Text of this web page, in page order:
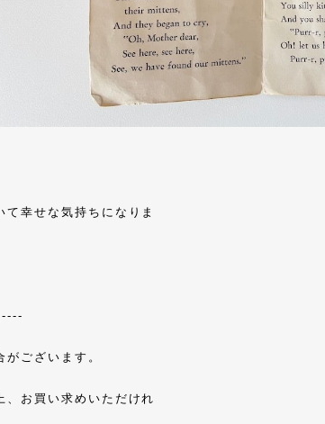
幸せな気持ちになりま
ございます。
、お買い求めいただけれ